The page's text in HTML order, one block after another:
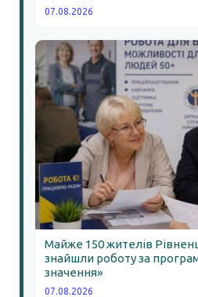
07.08.2026
Майже 150 жителів
знайшли роботу за
значення»
07.08.2026